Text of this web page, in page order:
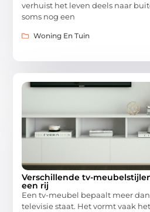
verhuist het leven deels naar
soms nog een
Woning En Tuin
Verschillende tv-
een rij
Een tv-meubel bepaalt meer
televisie staat. Het vormt vaak